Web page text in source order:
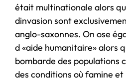
était multinationale alors
dinvasion sont
anglo-saxonnes. On ose
d «aide humanitaire» alors
bombarde des populations
des conditions où famine et